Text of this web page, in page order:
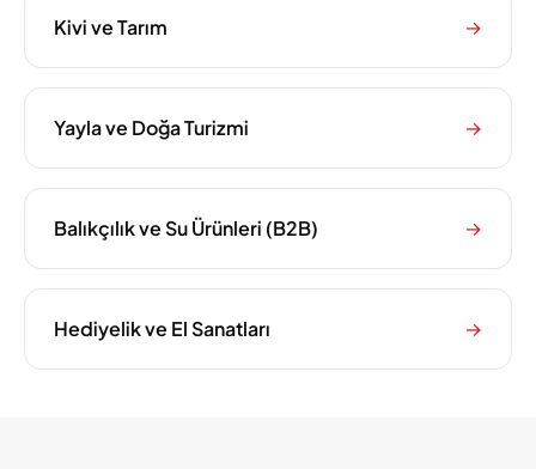
Kivi ve Tarım →
Yayla ve Doğa Turizmi →
Balıkçılık ve Su Ürünleri (B2B) →
Hediyelik ve El Sanatları →